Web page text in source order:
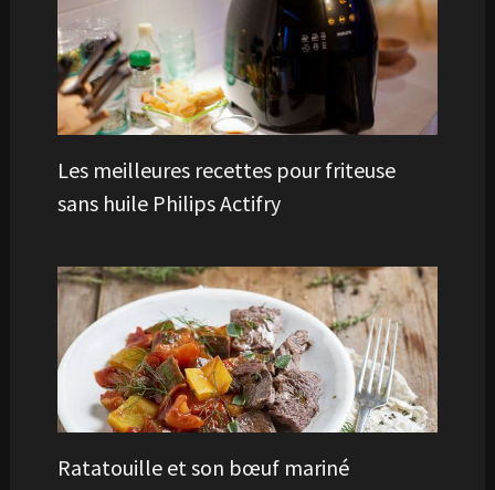
Les meilleures recettes pour friteuse
sans huile Philips Actifry
Ratatouille et son bœuf mariné